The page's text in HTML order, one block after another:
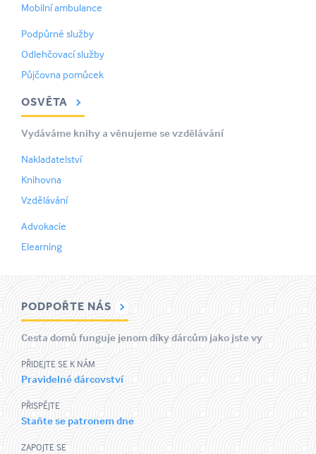
Mobilní ambulance
Podpůrné služby
Odlehčovací služby
Půjčovna pomůcek
OSVĚTA
Vydáváme knihy a věnujeme se vzdělávání
Nakladatelství
Knihovna
Vzdělávání
Advokacie
Elearning
PODPOŘTE NÁS
Cesta domů funguje jenom díky dárcům jako jste vy
PŘIDEJTE SE K NÁM
Pravidelné dárcovství
PŘISPĚJTE
Staňte se patronem dne
ZAPOJTE SE